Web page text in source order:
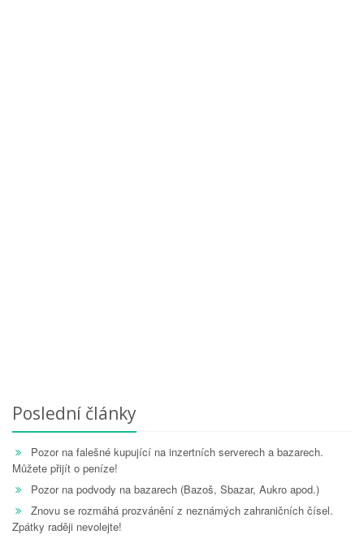
Poslední články
Pozor na falešné kupující na inzertních serverech a bazarech.
Můžete přijít o peníze!
Pozor na podvody na bazarech (Bazoš, Sbazar, Aukro apod.)
Znovu se rozmáhá prozvánění z neznámých zahraničních čísel.
Zpátky raději nevolejte!